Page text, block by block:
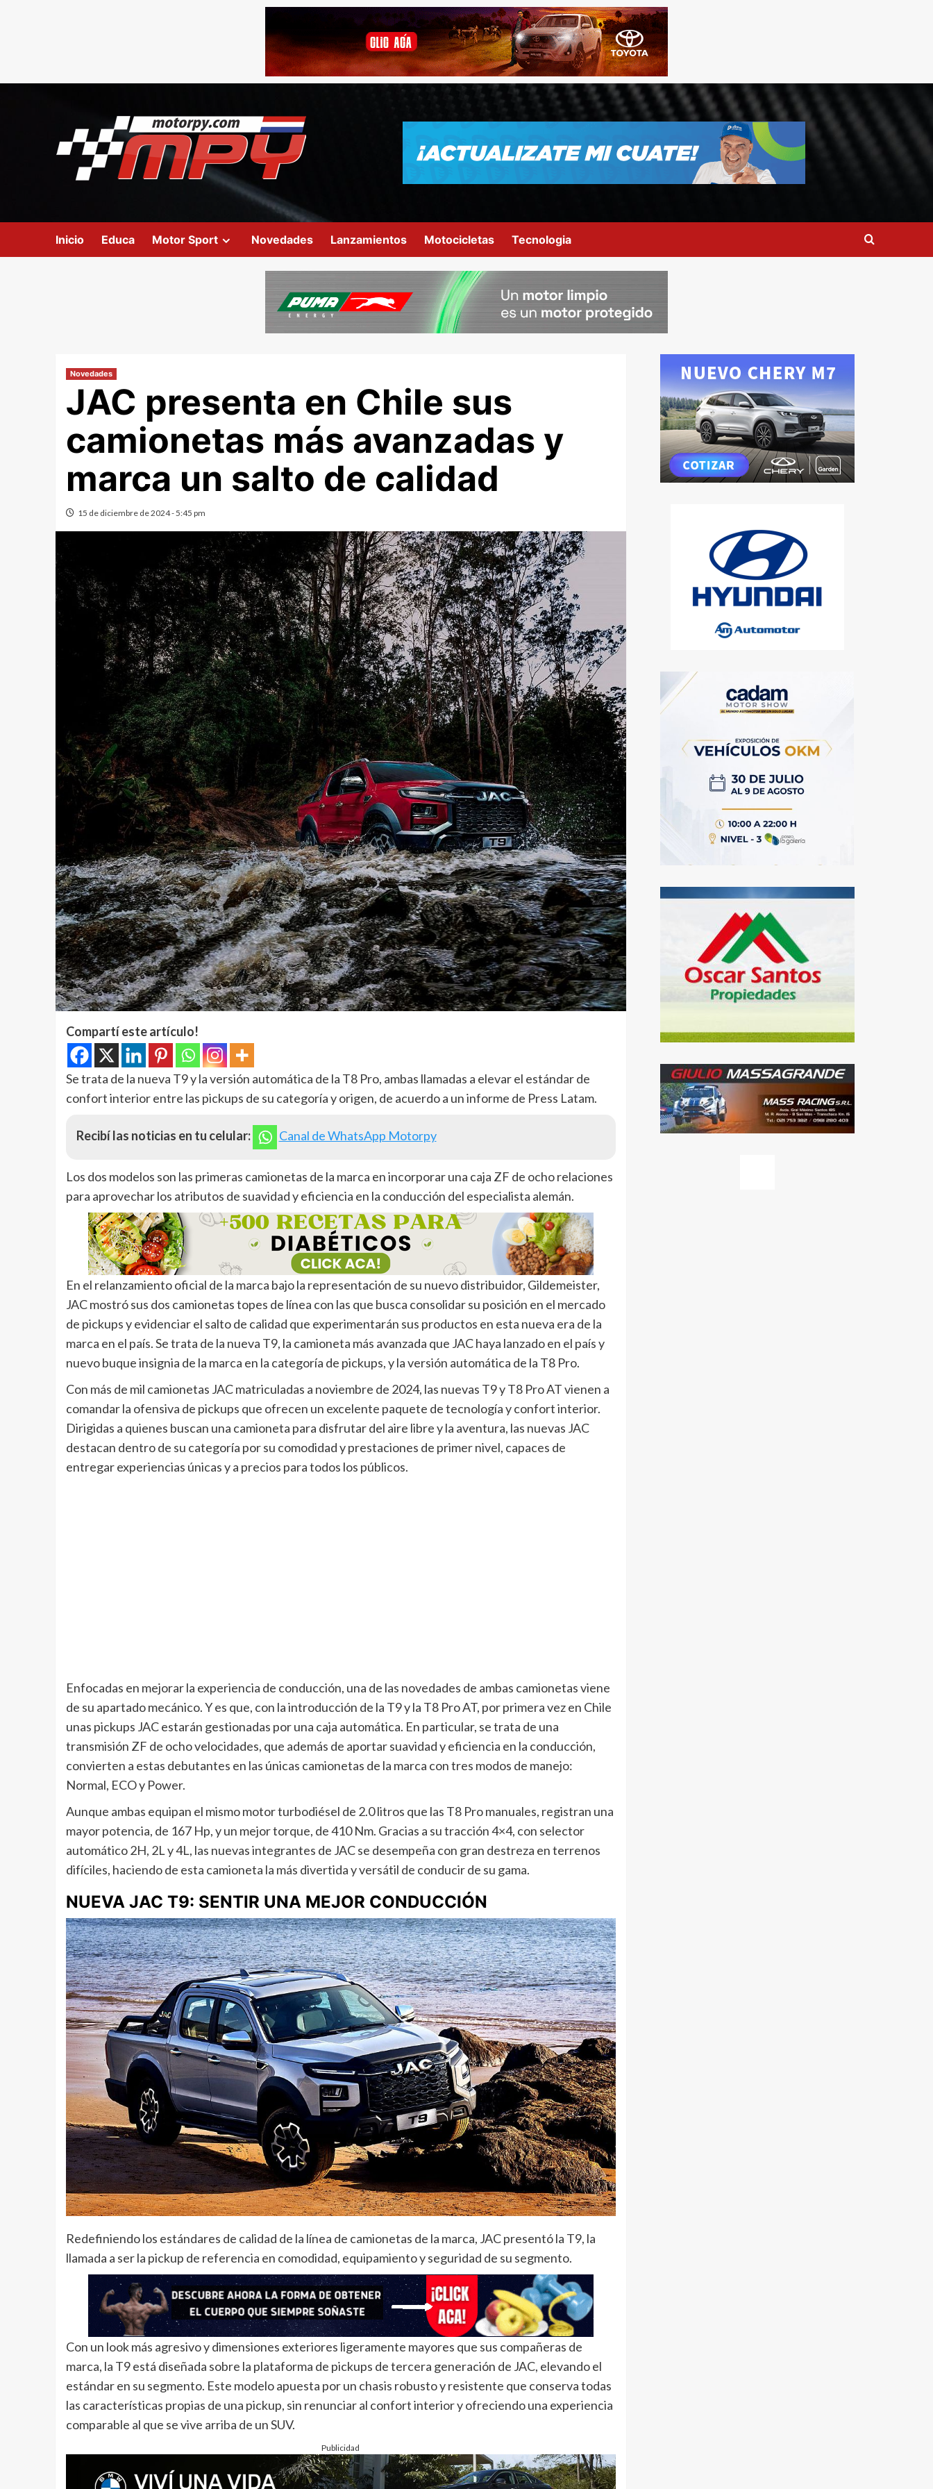
Inicio Educa Motor Sport Novedades Lanzamientos Motocicletas Tecnologia
Novedades
JAC presenta en Chile sus
camionetas más avanzadas y
marca un salto de calidad
15 de diciembre de 2024 - 5:45 pm
Compartí este artículo!
Se trata de la nueva T9 y la versión automática de la T8 Pro, ambas llamadas a elevar el estándar de
confort interior entre las pickups de su categoría y origen, de acuerdo a un informe de Press Latam.
Recibí las noticias en tu celular: Canal de WhatsApp Motorpy
Los dos modelos son las primeras camionetas de la marca en incorporar una caja ZF de ocho relaciones
para aprovechar los atributos de suavidad y eficiencia en la conducción del especialista alemán.
En el relanzamiento oficial de la marca bajo la representación de su nuevo distribuidor, Gildemeister,
JAC mostró sus dos camionetas topes de línea con las que busca consolidar su posición en el mercado
de pickups y evidenciar el salto de calidad que experimentarán sus productos en esta nueva era de la
marca en el país. Se trata de la nueva T9, la camioneta más avanzada que JAC haya lanzado en el país y
nuevo buque insignia de la marca en la categoría de pickups, y la versión automática de la T8 Pro.
Con más de mil camionetas JAC matriculadas a noviembre de 2024, las nuevas T9 y T8 Pro AT vienen a
comandar la ofensiva de pickups que ofrecen un excelente paquete de tecnología y confort interior.
Dirigidas a quienes buscan una camioneta para disfrutar del aire libre y la aventura, las nuevas JAC
destacan dentro de su categoría por su comodidad y prestaciones de primer nivel, capaces de
entregar experiencias únicas y a precios para todos los públicos.
Enfocadas en mejorar la experiencia de conducción, una de las novedades de ambas camionetas viene
de su apartado mecánico. Y es que, con la introducción de la T9 y la T8 Pro AT, por primera vez en Chile
unas pickups JAC estarán gestionadas por una caja automática. En particular, se trata de una
transmisión ZF de ocho velocidades, que además de aportar suavidad y eficiencia en la conducción,
convierten a estas debutantes en las únicas camionetas de la marca con tres modos de manejo:
Normal, ECO y Power.
Aunque ambas equipan el mismo motor turbodiésel de 2.0 litros que las T8 Pro manuales, registran una
mayor potencia, de 167 Hp, y un mejor torque, de 410 Nm. Gracias a su tracción 4×4, con selector
automático 2H, 2L y 4L, las nuevas integrantes de JAC se desempeña con gran destreza en terrenos
difíciles, haciendo de esta camioneta la más divertida y versátil de conducir de su gama.
NUEVA JAC T9: SENTIR UNA MEJOR CONDUCCIÓN
Redefiniendo los estándares de calidad de la línea de camionetas de la marca, JAC presentó la T9, la
llamada a ser la pickup de referencia en comodidad, equipamiento y seguridad de su segmento.
Con un look más agresivo y dimensiones exteriores ligeramente mayores que sus compañeras de
marca, la T9 está diseñada sobre la plataforma de pickups de tercera generación de JAC, elevando el
estándar en su segmento. Este modelo apuesta por un chasis robusto y resistente que conserva todas
las características propias de una pickup, sin renunciar al confort interior y ofreciendo una experiencia
comparable al que se vive arriba de un SUV.
Publicidad